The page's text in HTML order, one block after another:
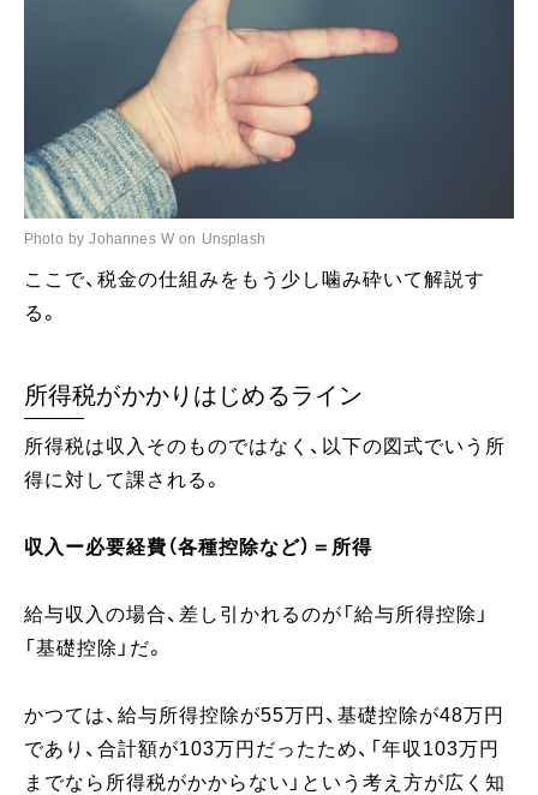
Photo by Johannes W on Unsplash
ここで、税金の仕組みをもう少し噛み砕いて解説す
る。
所得税がかかりはじめるライン
所得税は収入そのものではなく、以下の図式でいう所
得に対して課される。
収入ー必要経費（各種控除など）＝所得
給与収入の場合、差し引かれるのが「給与所得控除」
「基礎控除」だ。
かつては、給与所得控除が55万円、基礎控除が48万円
であり、合計額が103万円だったため、「年収103万円
までなら所得税がかからない」という考え方が広く知